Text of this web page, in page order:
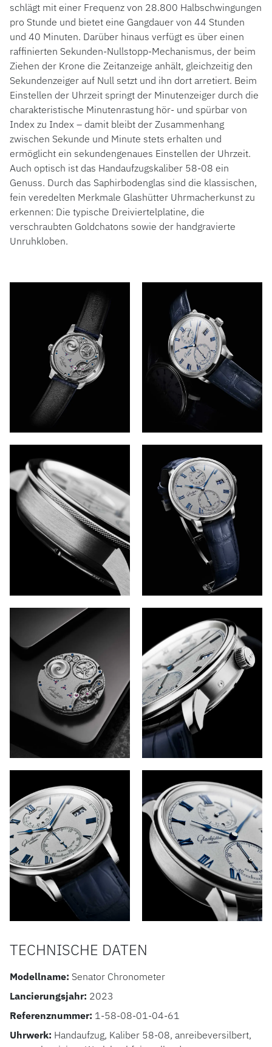
schlägt mit einer Frequenz von 28.800 Halbschwingungen
pro Stunde und bietet eine Gangdauer von 44 Stunden
und 40 Minuten. Darüber hinaus verfügt es über einen
raffinierten Sekunden-Nullstopp-Mechanismus, der beim
Ziehen der Krone die Zeitanzeige anhält, gleichzeitig den
Sekundenzeiger auf Null setzt und ihn dort arretiert. Beim
Einstellen der Uhrzeit springt der Minutenzeiger durch die
charakteristische Minutenrastung hör- und spürbar von
Index zu Index – damit bleibt der Zusammenhang
zwischen Sekunde und Minute stets erhalten und
ermöglicht ein sekundengenaues Einstellen der Uhrzeit.
Auch optisch ist das Handaufzugskaliber 58-08 ein
Genuss. Durch das Saphirbodenglas sind die klassischen,
fein veredelten Merkmale Glashütter Uhrmacherkunst zu
erkennen: Die typische Dreiviertelplatine, die
verschraubten Goldchatons sowie der handgravierte
Unruhkloben.
TECHNISCHE DATEN
Modellname: Senator Chronometer
Lancierungsjahr: 2023
Referenznummer: 1-58-08-01-04-61
Uhrwerk: Handaufzug, Kaliber 58-08, anreibeversilbert,